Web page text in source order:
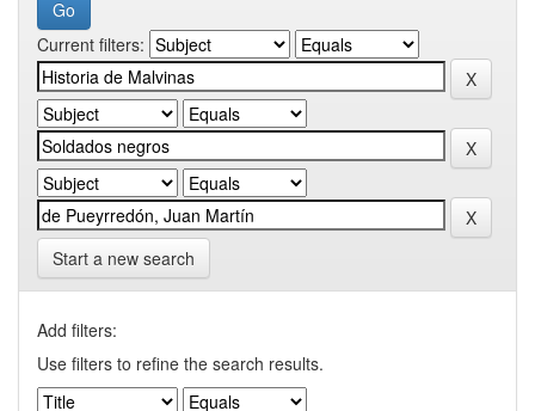
Current filters:
Start a new search
Add filters:
Use filters to refine the search results.